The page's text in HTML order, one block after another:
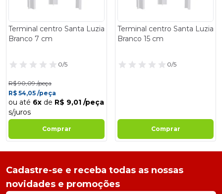
Terminal centro Santa Luzia
Branco 7 cm
0/5
R$ 90,09 /peça
R$ 54,05 /peça
ou até 6x de R$ 9,01 /peça
s/juros
Comprar
Terminal centro Santa Luzia
Branco 15 cm
0/5
Comprar
Cadastre-se e receba todas as nossas
novidades e promoções